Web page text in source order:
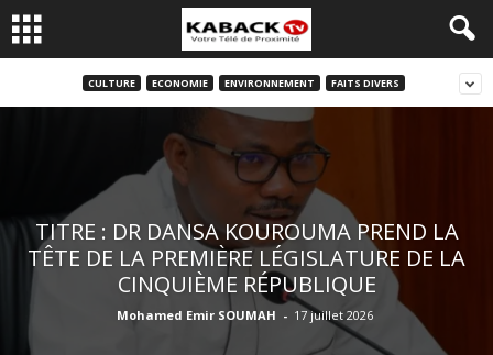
CULTURE ECONOMIE ENVIRONNEMENT FAITS DIVERS
TITRE : DR DANSA KOUROUMA PREND LA
TÊTE DE LA PREMIÈRE LÉGISLATURE DE LA
CINQUIÈME RÉPUBLIQUE
Mohamed Emir SOUMAH - 17 juillet 2026